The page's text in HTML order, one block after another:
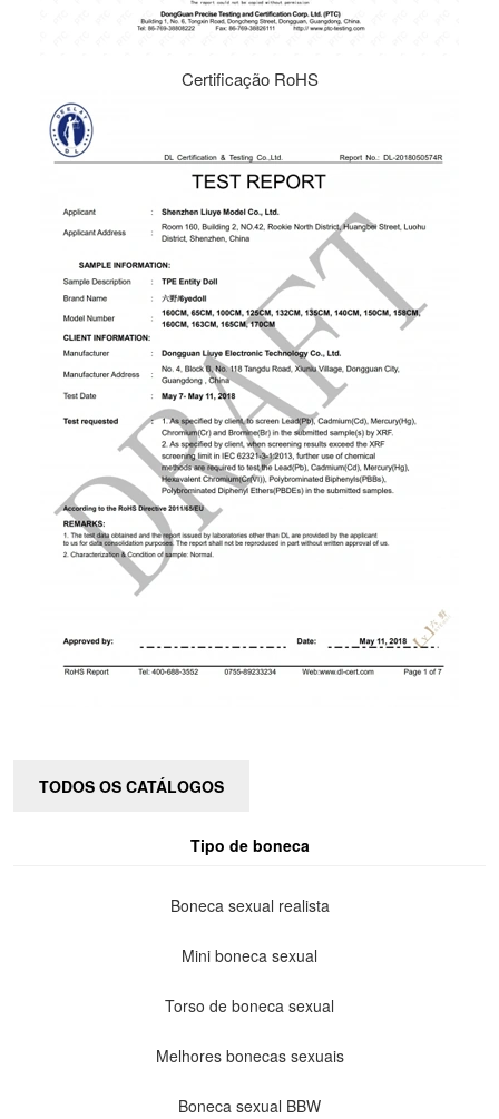
Certificação RoHS
TODOS OS CATÁLOGOS
Tipo de boneca
Boneca sexual realista
Mini boneca sexual
Torso de boneca sexual
Melhores bonecas sexuais
Boneca sexual BBW